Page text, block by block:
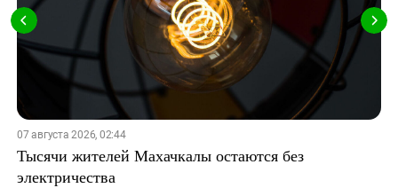
07 августа 2026, 02:44
Тысячи жителей Махачкалы остаются без
электричества